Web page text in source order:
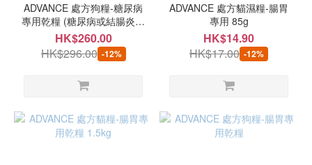
ADVANCE 處方狗糧-糖尿病
專用乾糧 (糖尿病或結腸炎犬
隻適用) 3kg
HK$260.00
HK$296.00 -12%
ADVANCE 處方貓濕糧-腸胃
專用 85g
HK$14.90
HK$17.00 -12%